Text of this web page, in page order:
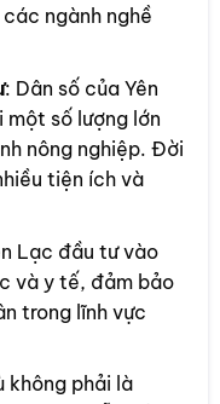
ngành nghề
: Dân số của Yên
số lượng lớn
nông nghiệp. Đời
tiện ích và
Lạc đầu tư vào
và y tế, đảm bảo
trong lĩnh vực
không phải là